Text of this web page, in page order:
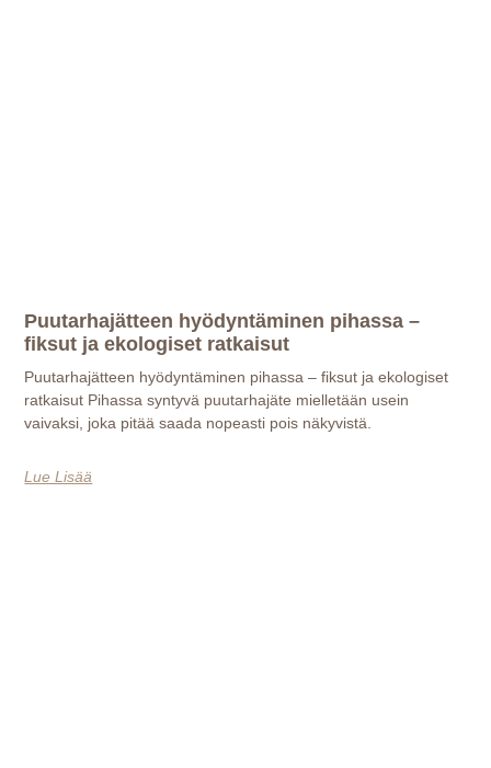
Puutarhajätteen hyödyntäminen pihassa –
fiksut ja ekologiset ratkaisut
Puutarhajätteen hyödyntäminen pihassa – fiksut ja ekologiset
ratkaisut Pihassa syntyvä puutarhajäte mielletään usein
vaivaksi, joka pitää saada nopeasti pois näkyvistä.
Lue Lisää